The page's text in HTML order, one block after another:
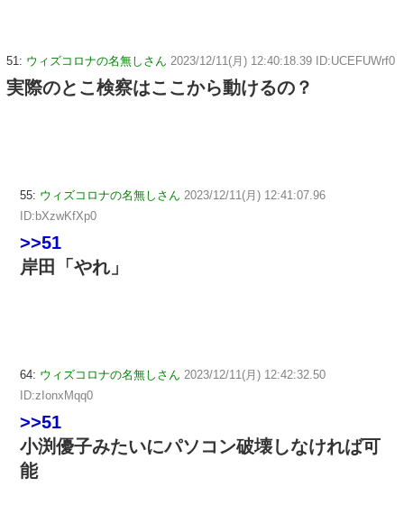
51: ウィズコロナの名無しさん 2023/12/11(月) 12:40:18.39 ID:UCEFUWrf0
実際のとこ検察はここから動けるの？
55: ウィズコロナの名無しさん 2023/12/11(月) 12:41:07.96
ID:bXzwKfXp0
>>51
岸田「やれ」
64: ウィズコロナの名無しさん 2023/12/11(月) 12:42:32.50
ID:zIonxMqq0
>>51
小渕優子みたいにパソコン破壊しなければ可
能